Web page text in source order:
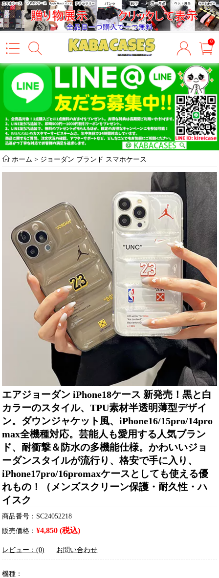
0
ホーム > ジョーダン ブランド スマホケース
エアジョーダン iPhone18ケース 新発売！黒と白
カラーのスタイル、TPU素材半透明薄型デザイ
ン。ダウンジャケット風、iPhone16/15pro/14pro
max全機種対応。芸能人も愛用する人気ブラン
ド、耐衝撃＆防水の多機能仕様。かわいいジョ
ーダンスタイルが流行り、格安で手に入り、
iPhone17pro/16promaxケースとしても使える優
れもの！（メンズスクリーン保護・耐久性・ハ
イスク
商品番号：SC24052218
販売価格：¥4,850 (税込)
レビュー：(0) お問い合わせ
機種：